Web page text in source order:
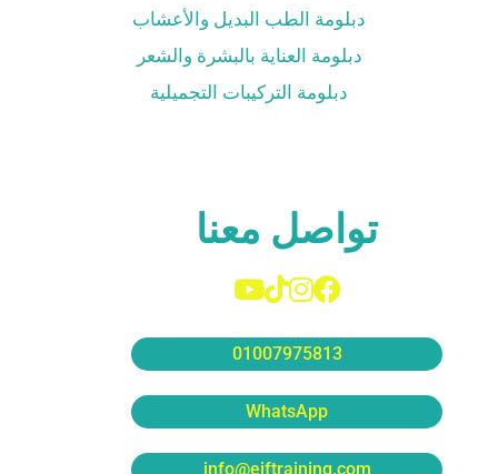
دبلومة الطب البديل والأعشاب
دبلومة العناية بالبشرة والشعر
دبلومة التركيبات التجميلية
تواصل معنا
01007975813
WhatsApp
info@eiftraining.com